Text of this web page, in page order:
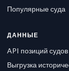
Популярные суда
ДАННЫЕ
API позиций судов
Выгрузка